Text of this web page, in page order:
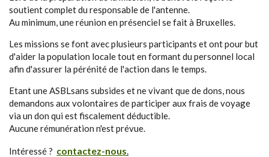
soutient complet du responsable de l'antenne.
Au minimum, une réunion en présenciel se fait à Bruxelles.
Les missions se font avec plusieurs participants et ont pour but
d'aider la population locale tout en formant du personnel local
afin d'assurer la pérénité de l'action dans le temps.
Etant une ASBLsans subsides et ne vivant que de dons, nous
demandons aux volontaires de participer aux frais de voyage
via un don qui est fiscalement déductible.
Aucune rémunération n'est prévue.
Intéressé ? contactez-nous.